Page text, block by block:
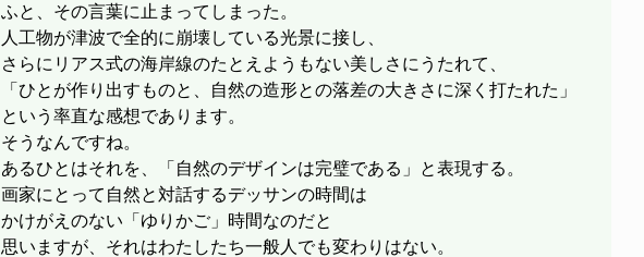
ふと、その言葉に止まってしまった。
人工物が津波で全的に崩壊している光景に接し、
さらにリアス式の海岸線のたとえようもない美しさにうたれて、
「ひとが作り出すものと、自然の造形との落差の大きさに深く打たれた」
という率直な感想であります。
そうなんですね。
あるひとはそれを、「自然のデザインは完璧である」と表現する。
画家にとって自然と対話するデッサンの時間は
かけがえのない「ゆりかご」時間なのだと
思いますが、それはわたしたち一般人でも変わりはない。